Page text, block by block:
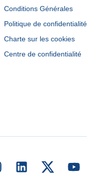
Conditions Générales
Politique de confidentialité
Charte sur les cookies
Centre de confidentialité